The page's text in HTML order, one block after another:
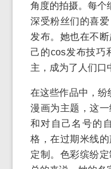
角度的拍摄。每个
深受粉丝们的喜
发布。她也在不
己的cos发布技巧
主，成为了人们口
在这些作品中，纷
漫画为主题，这
和对自己名号的
格，在过期米线
定制。色彩缤纷